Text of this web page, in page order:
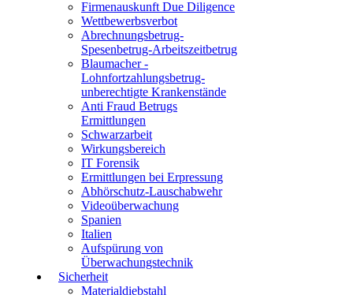
Firmenauskunft Due Diligence
Wettbewerbsverbot
Abrechnungsbetrug-
Spesenbetrug-Arbeitszeitbetrug
Blaumacher -
Lohnfortzahlungsbetrug-
unberechtigte Krankenstände
Anti Fraud Betrugs
Ermittlungen
Schwarzarbeit
Wirkungsbereich
IT Forensik
Ermittlungen bei Erpressung
Abhörschutz-Lauschabwehr
Videoüberwachung
Spanien
Italien
Aufspürung von
Überwachungstechnik
Sicherheit
Materialdiebstahl